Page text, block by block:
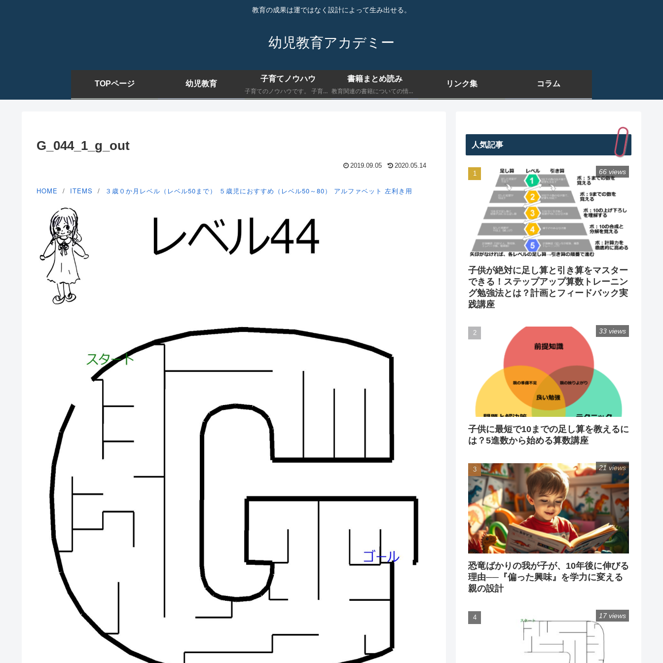
教育の成果は運ではなく設計によって生み出せる。
幼児教育アカデミー
TOPページ 幼児教育
子育てノウハウ
子育てのノウハウです。 子育てにおいて最低限知っておくべきことを書きます。
書籍まとめ読み
教育関連の書籍についての情報です。 子育てにおいて最低限知っておくべきことを書きます。
リンク集 コラム
G_044_1_g_out
2019.09.05 2020.05.14
HOME ITEMS ３歳０か月レベル（レベル50まで） ５歳児におすすめ（レベル50～80） アルファベット 左利き用
人気記事
子供が絶対に足し算と引き算をマスター
できる！ステップアップ算数トレーニン
グ勉強法とは？計画とフィードバック実
践講座
66 views
子供に最短で10までの足し算を教えるに
は？5進数から始める算数講座
33 views
恐竜ばかりの我が子が、10年後に伸びる
理由──『偏った興味』を学力に変える
親の設計
21 views
17 views